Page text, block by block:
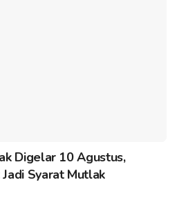
Digelar 10 Agustus,
Syarat Mutlak